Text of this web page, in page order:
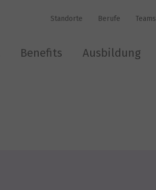
Standorte Berufe Teams
Benefits Ausbildung